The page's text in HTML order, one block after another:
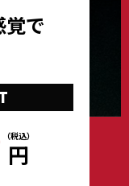
覚で
円
（税込）